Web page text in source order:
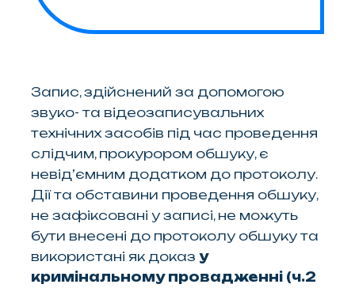
Запис, здійснений за допомогою
звуко- та відеозаписувальних
технічних засобів під час проведення
слідчим, прокурором обшуку, є
невід’ємним додатком до протоколу.
Дії та обставини проведення обшуку,
не зафіксовані у записі, не можуть
бути внесені до протоколу обшуку та
використані як доказ у
кримінальному провадженні (ч.2